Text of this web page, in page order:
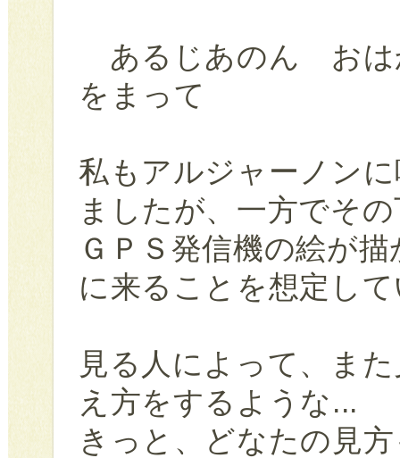
あるじあのん おは
をまって
私もアルジャーノン
ましたが、一方でそ
ＧＰＳ発信機の絵が
に来ることを想定し
見る人によって、ま
え方をするような...
きっと、どなたの見